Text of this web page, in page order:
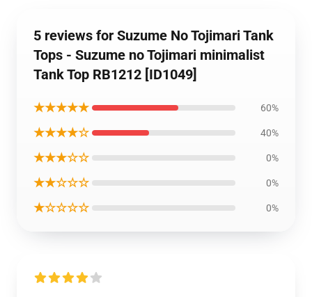
5 reviews for Suzume No Tojimari Tank
Tops - Suzume no Tojimari minimalist
Tank Top RB1212 [ID1049]
★★★★★ 60%
★★★★☆ 40%
★★★☆☆ 0%
★★☆☆☆ 0%
★☆☆☆☆ 0%